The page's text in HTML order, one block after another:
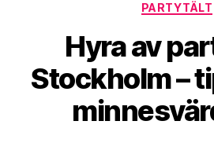
PARTYTÄLT
Hyra av
Stockholm –